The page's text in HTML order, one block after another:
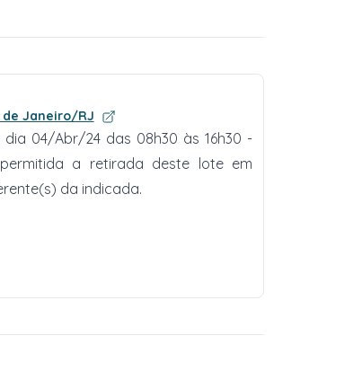
de Janeiro/RJ
dia 04/Abr/24 das 08h30 às 16h30 -
a retirada deste lote em
da indicada.